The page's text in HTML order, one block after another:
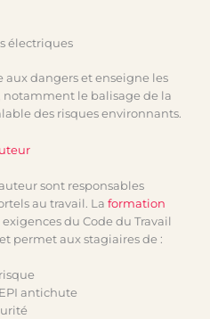
électriques
dangers et enseigne les
notamment le balisage de la
des risques environnants.
sont responsables
au travail. La formation
du Code du Travail
permet aux stagiaires de :
antichute